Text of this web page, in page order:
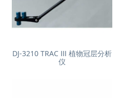
DJ-3210 TRAC Ⅲ 植物冠层分析
仪